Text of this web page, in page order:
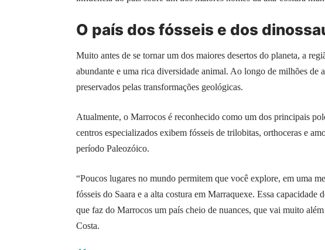
O país dos fósseis e dos
Muito antes de se tornar um dos maiores desertos do planeta, a
abundante e uma rica diversidade animal. Ao longo de milhões de
preservados pelas transformações geológicas.
Atualmente, o Marrocos é reconhecido como um dos principais
centros especializados exibem fósseis de trilobitas, orthoceras e
período Paleozóico.
“Poucos lugares no mundo permitem que você explore, em uma
fósseis do Saara e a alta costura em Marraquexe. Essa capacidade
que faz do Marrocos um país cheio de nuances, que vai muito
Costa.